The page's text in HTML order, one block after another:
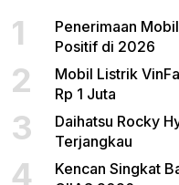
1
Penerimaan
Positif di 2026
2
Mobil Listrik
Rp 1 Juta
3
Daihatsu Rocky
Terjangkau
4
Kencan Singkat